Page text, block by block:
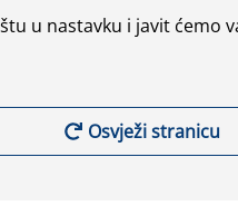
u nastavku i javit ćemo
Osvježi stranicu